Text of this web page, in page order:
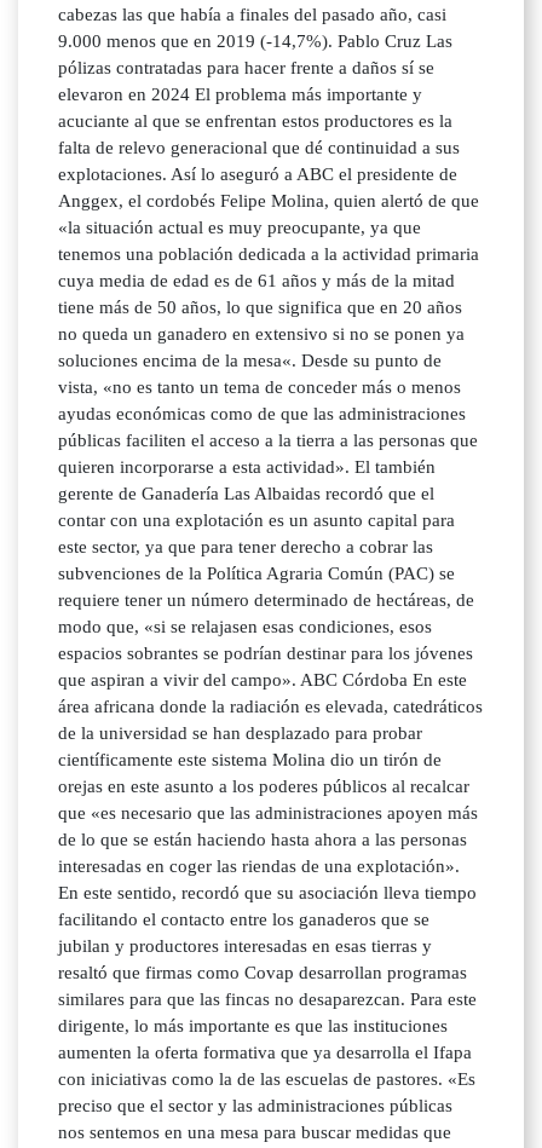
cabezas las que había a finales del pasado año, casi
9.000 menos que en 2019 (-14,7%). Pablo Cruz Las
pólizas contratadas para hacer frente a daños sí se
elevaron en 2024 El problema más importante y
acuciante al que se enfrentan estos productores es la
falta de relevo generacional que dé continuidad a sus
explotaciones. Así lo aseguró a ABC el presidente de
Anggex, el cordobés Felipe Molina, quien alertó de que
«la situación actual es muy preocupante, ya que
tenemos una población dedicada a la actividad primaria
cuya media de edad es de 61 años y más de la mitad
tiene más de 50 años, lo que significa que en 20 años
no queda un ganadero en extensivo si no se ponen ya
soluciones encima de la mesa«. Desde su punto de
vista, «no es tanto un tema de conceder más o menos
ayudas económicas como de que las administraciones
públicas faciliten el acceso a la tierra a las personas que
quieren incorporarse a esta actividad». El también
gerente de Ganadería Las Albaidas recordó que el
contar con una explotación es un asunto capital para
este sector, ya que para tener derecho a cobrar las
subvenciones de la Política Agraria Común (PAC) se
requiere tener un número determinado de hectáreas, de
modo que, «si se relajasen esas condiciones, esos
espacios sobrantes se podrían destinar para los jóvenes
que aspiran a vivir del campo». ABC Córdoba En este
área africana donde la radiación es elevada, catedráticos
de la universidad se han desplazado para probar
científicamente este sistema Molina dio un tirón de
orejas en este asunto a los poderes públicos al recalcar
que «es necesario que las administraciones apoyen más
de lo que se están haciendo hasta ahora a las personas
interesadas en coger las riendas de una explotación».
En este sentido, recordó que su asociación lleva tiempo
facilitando el contacto entre los ganaderos que se
jubilan y productores interesadas en esas tierras y
resaltó que firmas como Covap desarrollan programas
similares para que las fincas no desaparezcan. Para este
dirigente, lo más importante es que las instituciones
aumenten la oferta formativa que ya desarrolla el Ifapa
con iniciativas como la de las escuelas de pastores. «Es
preciso que el sector y las administraciones públicas
nos sentemos en una mesa para buscar medidas que